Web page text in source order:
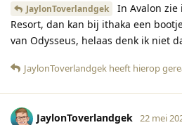
JaylonToverlandgek
In Avalon
Resort, dan kan bij ithaka een
van Odysseus, helaas denk ik niet
JaylonToverlandgek heeft hierop
JaylonToverlandgek 22 mei